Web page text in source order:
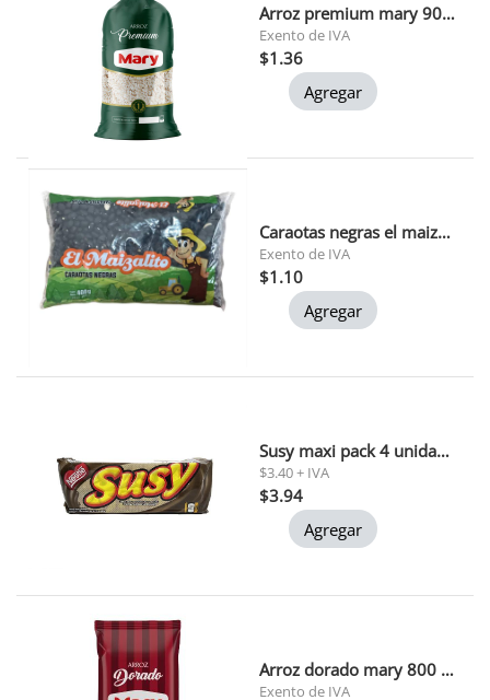
Arroz premium mary 900 gr 1x24
Exento de IVA
$1.36
Agregar
Caraotas negras el maizalito 400 gr
Exento de IVA
$1.10
Agregar
Susy maxi pack 4 unidades 50gr c/u
$3.40 + IVA
$3.94
Agregar
Arroz dorado mary 800 gr 1x30
Exento de IVA